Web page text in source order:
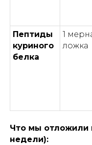
Пептиды
куриного
белка
1
ложка
Что мы отложили
недели):